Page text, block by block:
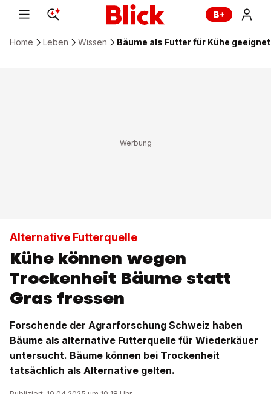
Home Leben Wissen Bäume als Futter für Kühe geeignet
Alternative Futterquelle
Kühe können wegen
Trockenheit Bäume statt
Gras fressen
Forschende der Agrarforschung Schweiz haben
Bäume als alternative Futterquelle für Wiederkäuer
untersucht. Bäume können bei Trockenheit
tatsächlich als Alternative gelten.